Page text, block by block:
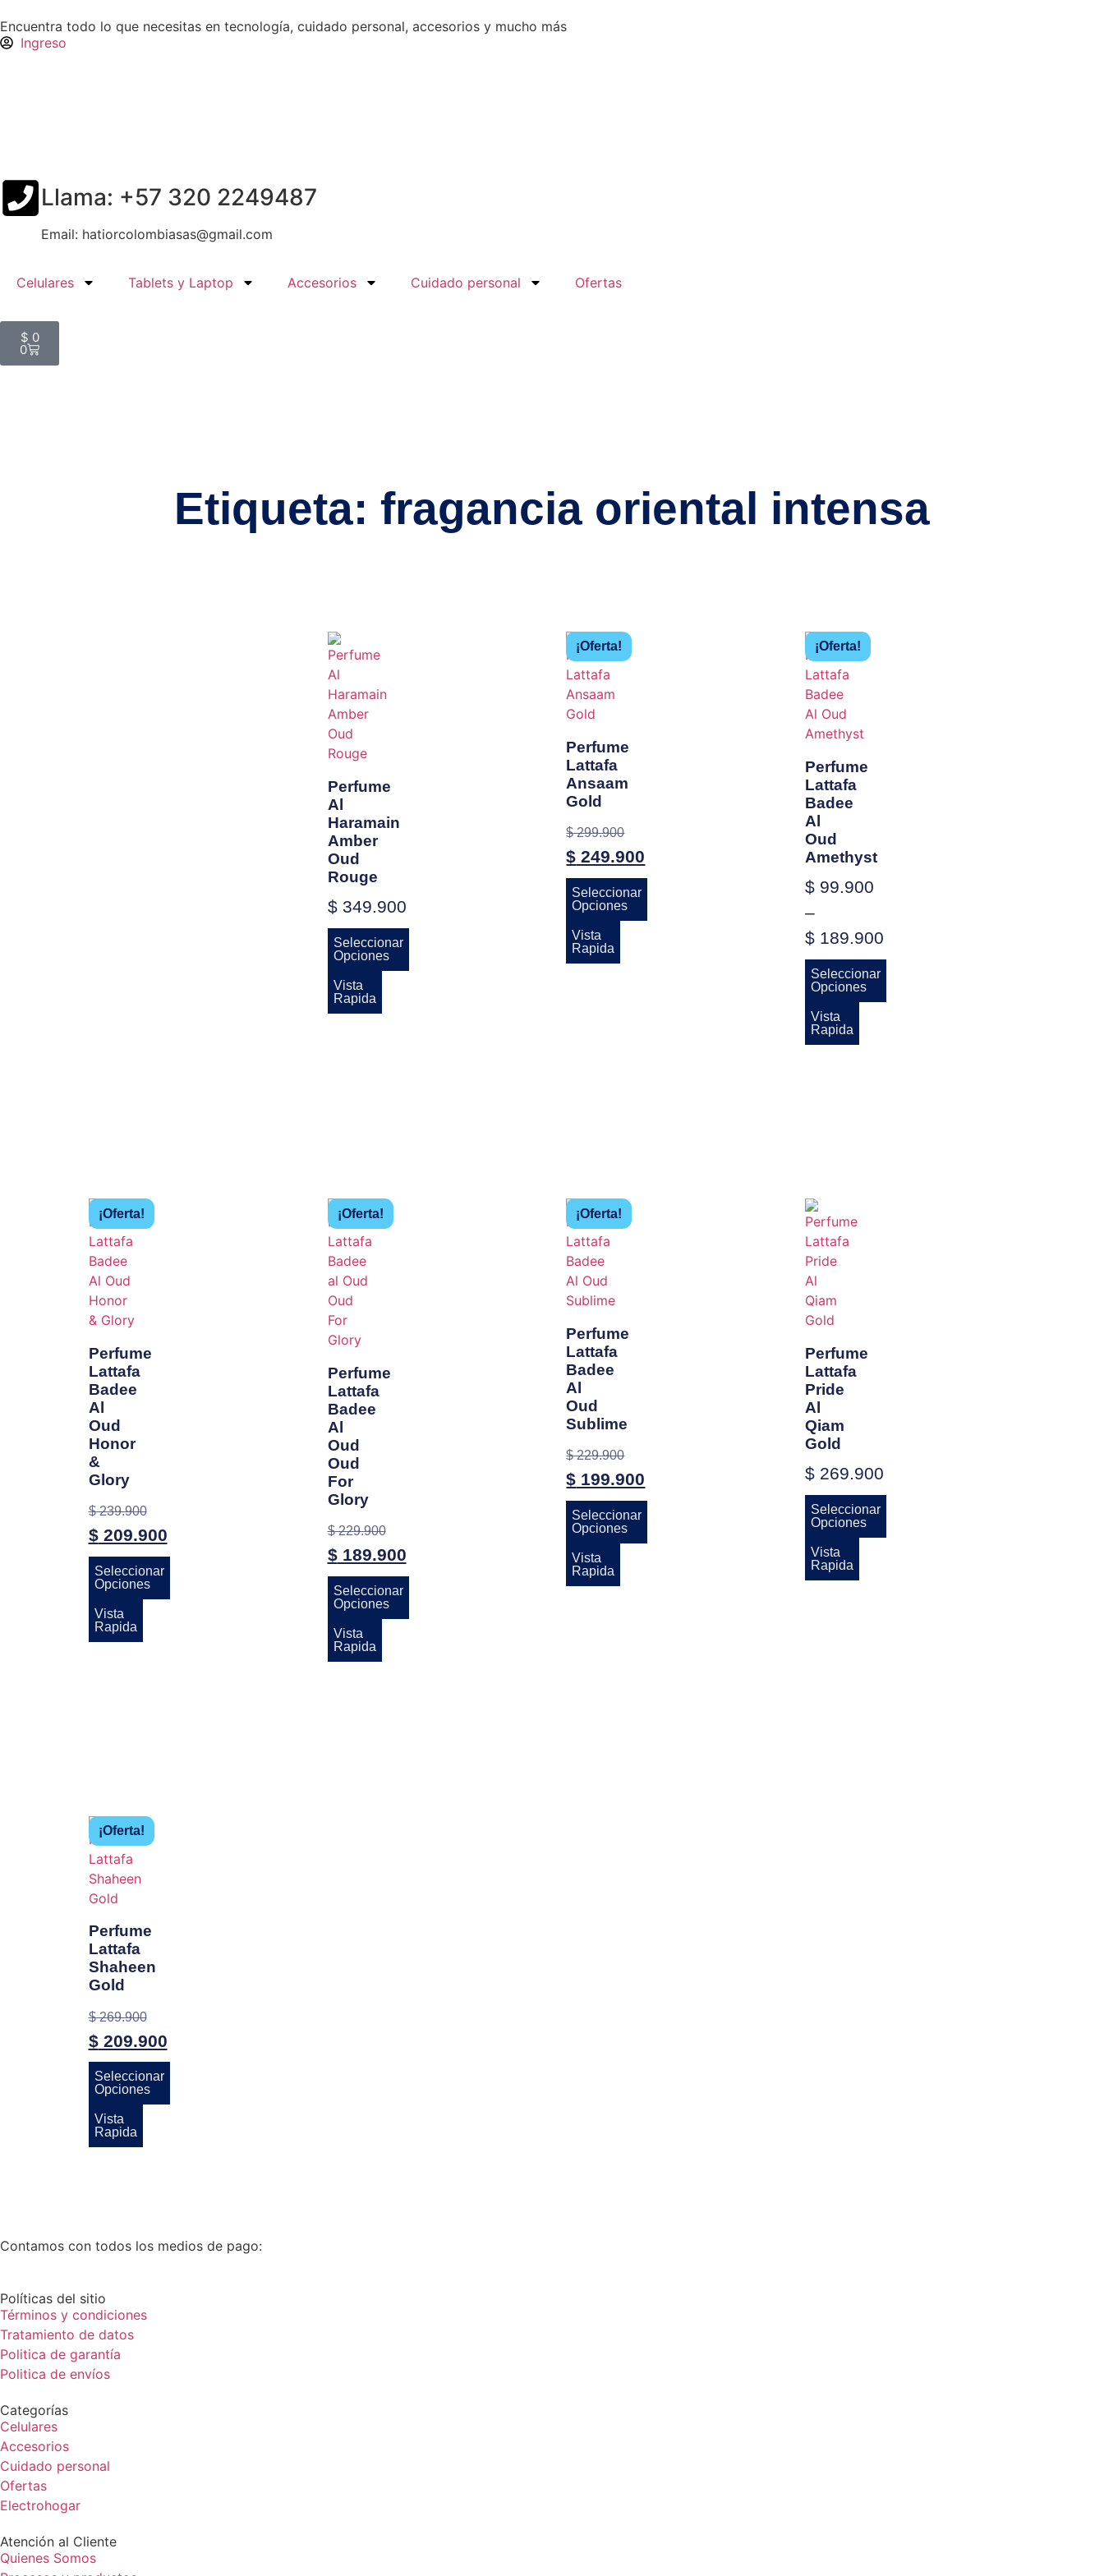
Encuentra todo lo que necesitas en tecnología, cuidado personal, accesorios y mucho más
Ingreso
Llama: +57 320 2249487
Email: hatiorcolombiasas@gmail.com
Celulares Tablets y Laptop Accesorios Cuidado personal Ofertas
$ 0
0
Etiqueta: fragancia oriental intensa
Perfume
Al
Haramain
Amber
Oud
Rouge
$349.900
Seleccionar
Opciones
Vista
Rapida
¡Oferta!
Perfume
Lattafa
Ansaam
Gold
$299.900
$ 249.900
Seleccionar
Opciones
Vista
Rapida
¡Oferta!
Perfume
Lattafa
Badee
Al
Oud
Amethyst
$ 99.900
–
$ 189.900
Seleccionar
Opciones
Vista
Rapida
¡Oferta!
Perfume
Lattafa
Badee
Al
Oud
Honor
&
Glory
$239.900
$209.900
Seleccionar
Opciones
Vista
Rapida
¡Oferta!
Perfume
Lattafa
Badee
Al
Oud
Oud
For
Glory
$229.900
$189.900
Seleccionar
Opciones
Vista
Rapida
¡Oferta!
Perfume
Lattafa
Badee
Al
Oud
Sublime
$229.900
$ 199.900
Seleccionar
Opciones
Vista
Rapida
Perfume
Lattafa
Pride
Al
Qiam
Gold
$ 269.900
Seleccionar
Opciones
Vista
Rapida
¡Oferta!
Perfume
Lattafa
Shaheen
Gold
$269.900
$209.900
Seleccionar
Opciones
Vista
Rapida
Contamos con todos los medios de pago:
Políticas del sitio
Términos y condiciones
Tratamiento de datos
Politica de garantía
Politica de envíos
Categorías
Celulares
Accesorios
Cuidado personal
Ofertas
Electrohogar
Atención al Cliente
Quienes Somos